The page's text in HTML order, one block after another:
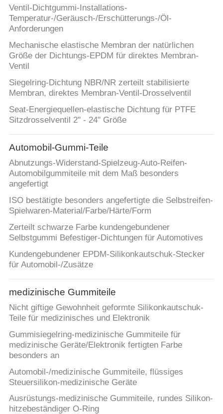
Ventil-Dichtgummi-Installations-
Temperatur-/Geräusch-/Erschütterungs-/Öl-
Anforderungen
Mechanische elastische Membran der natürlichen
Größe der Dichtungs-EPDM für direktes Membran-
Ventil
Siegelring-Dichtung NBR/NR zerteilt stabilisierte
Membran, direktes Membran-Ventil-Drosselventil
Seat-Energiequellen-elastische Dichtung für PTFE
Sitzdrosselventil 2" - 24" Größe
Automobil-Gummi-Teile
Abnutzungs-Widerstand-Spielzeug-Auto-Reifen-
Automobilgummiteile mit dem Maß besonders
angefertigt
ISO bestätigte besonders angefertigte die Selbstreifen-
Spielwaren-Material/Farbe/Härte/Form
Zerteilt schwarze Farbe kundengebundener
Selbstgummi Befestiger-Dichtungen für Automotives
Kundengebundener EPDM-Silikonkautschuk-Stecker
für Automobil-/Zusätze
medizinische Gummiteile
Nicht giftige Gewohnheit geformte Silikonkautschuk-
Teile für medizinisches und Elektronik
Gummisiegelring-medizinische Gummiteile für
medizinische Geräte/Elektronik fertigten Farbe
besonders an
Automobil-/medizinische Gummiteile, flüssiges
Steuersilikon-medizinische Geräte
Ausrüstungs-medizinische Gummiteile, rundes Silikon-
hitzebeständiger O-Ring